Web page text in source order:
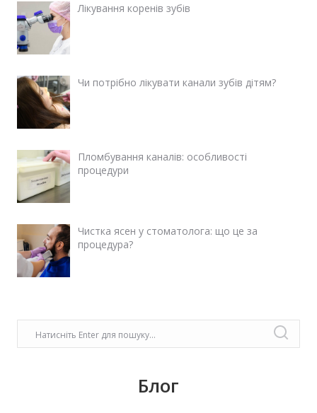
Лікування коренів зубів
Чи потрібно лікувати канали зубів дітям?
Пломбування каналів: особливості
процедури
Чистка ясен у стоматолога: що це за
процедура?
Блог